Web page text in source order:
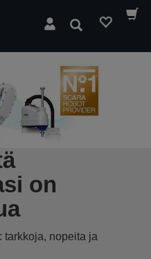
Hae
on
tarkkoja, nopeita ja